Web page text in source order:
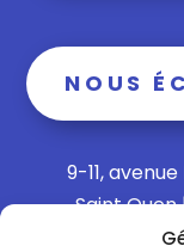
NOUS
9-11,
Saint Ouen